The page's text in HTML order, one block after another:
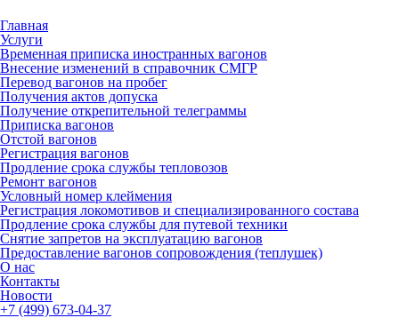
Главная
Услуги
Временная приписка иностранных вагонов
Внесение изменений в справочник СМГР
Перевод вагонов на пробег
Получения актов допуска
Получение открепительной телеграммы
Приписка вагонов
Отстой вагонов
Регистрация вагонов
Продление срока службы тепловозов
Ремонт вагонов
Условный номер клеймения
Регистрация локомотивов и специализированного состава
Продление срока службы для путевой техники
Снятие запретов на эксплуатацию вагонов
Предоставление вагонов сопровождения (теплушек)
О нас
Контакты
Новости
+7 (499) 673-04-37